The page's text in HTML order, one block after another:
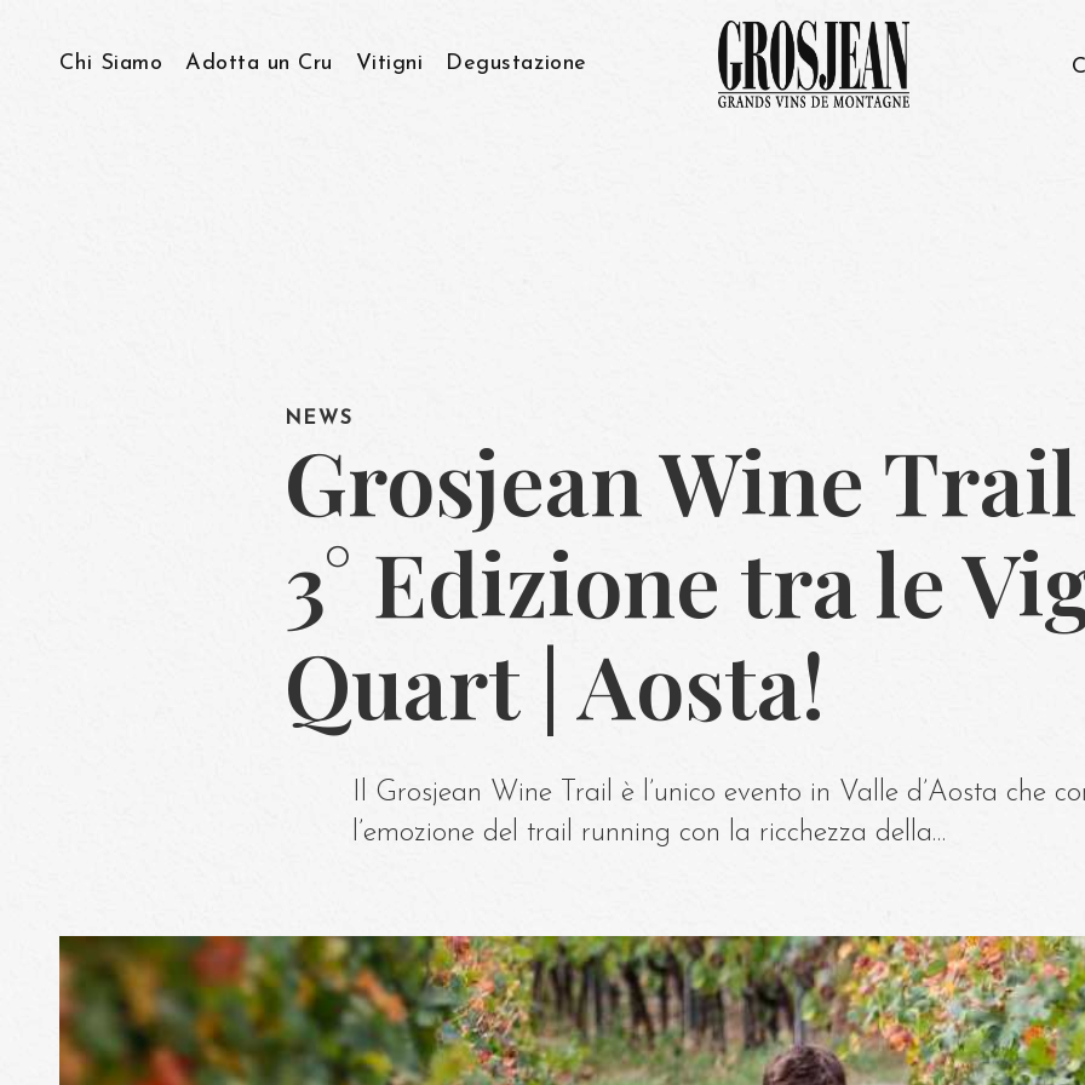
Chi Siamo Adotta un Cru Vitigni Degustazione
NEWS
Grosjean Wine
3° Edizione tra le
Quart | Aosta!
Il Grosjean Wine Trail è l’unico evento in Valle d’Aosta che
l’emozione del trail running con la ricchezza della…